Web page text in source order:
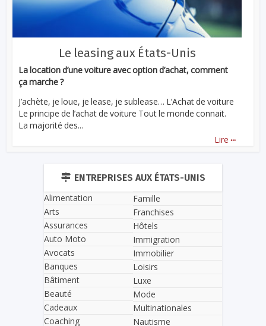
Le leasing aux États-Unis
La location d’une voiture avec option d’achat, comment
ça marche ?
J’achète, je loue, je lease, je sublease… L’Achat de voiture
Le principe de l’achat de voiture Tout le monde connait.
La majorité des...
Lire ...
ENTREPRISES AUX ÉTATS-UNIS
Alimentation
Arts
Assurances
Auto Moto
Avocats
Banques
Bâtiment
Beauté
Cadeaux
Coaching
Famille
Franchises
Hôtels
Immigration
Immobilier
Loisirs
Luxe
Mode
Multinationales
Nautisme